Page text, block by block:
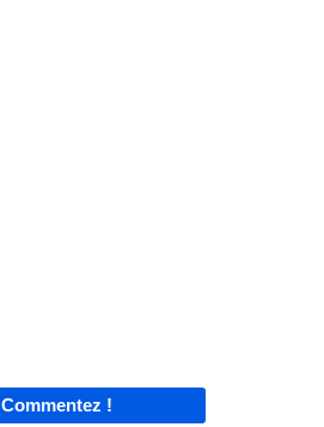
Commentez !